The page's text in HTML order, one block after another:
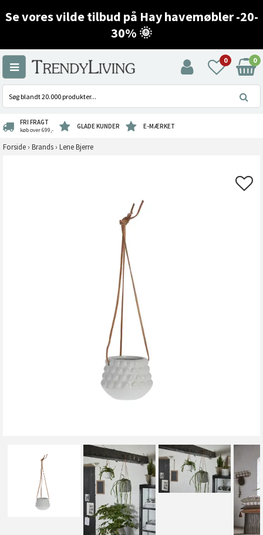
Se vores vilde tilbud på Hay havemøbler -20-
30% 🌞
0 0
FRI FRAGT
køb over 699,- GLADE KUNDER E-MÆRKET
Forside › Brands › Lene Bjerre